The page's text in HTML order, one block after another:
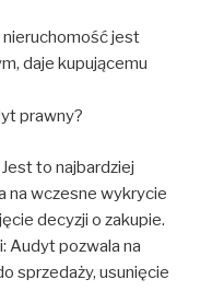
nieruchomość jest
daje kupującemu
prawny?
to najbardziej
na wczesne wykrycie
decyzji o zakupie.
Audyt pozwala na
sprzedaży, usunięcie